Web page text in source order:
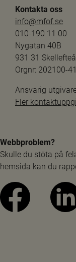
Kontakta oss
info@mfof.se
010-190 11 00
Nygatan 40B
931 31 Skellefteå
Orgnr: 202100-
Ansvarig
Fler
Webbproblem?
Skulle du stöta på
hemsida kan du